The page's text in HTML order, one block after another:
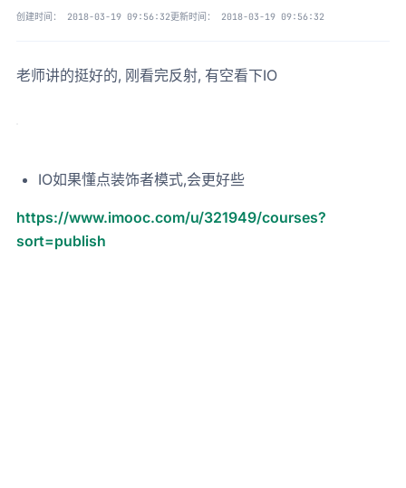
创建时间： 2018-03-19 09:56:32更新时间： 2018-03-19 09:56:32
老师讲的挺好的, 刚看完反射, 有空看下IO
IO如果懂点装饰者模式,会更好些
https://www.imooc.com/u/321949/courses?
sort=publish